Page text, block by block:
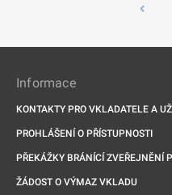
Informace
KONTAKTY PRO VKLADATELE A
PROHLÁŠENÍ O PŘÍSTUPNOSTI
PŘEKÁŽKY BRÁNÍCÍ ZVEŘEJNĚNÍ
ŽÁDOST O VÝMAZ VKLADU